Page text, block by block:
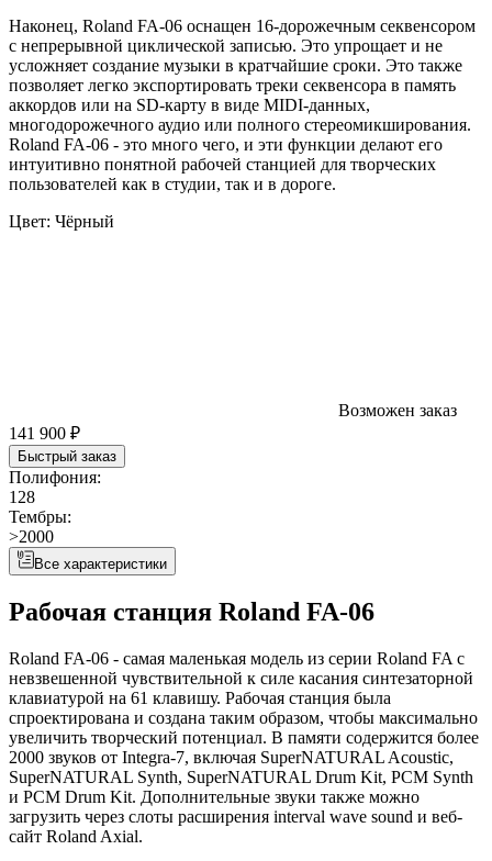
Наконец, Roland FA-06 оснащен 16-дорожечным секвенсором
с непрерывной циклической записью. Это упрощает и не
усложняет создание музыки в кратчайшие сроки. Это также
позволяет легко экспортировать треки секвенсора в память
аккордов или на SD-карту в виде MIDI-данных,
многодорожечного аудио или полного стереомикширования.
Roland FA-06 - это много чего, и эти функции делают его
интуитивно понятной рабочей станцией для творческих
пользователей как в студии, так и в дороге.
Цвет: Чёрный
Возможен заказ
141 900 ₽
Быстрый заказ
Полифония:
128
Тембры:
>2000
Все характеристики
Рабочая станция Roland FA-06
Roland FA-06 - самая маленькая модель из серии Roland FA с
невзвешенной чувствительной к силе касания синтезаторной
клавиатурой на 61 клавишу. Рабочая станция была
спроектирована и создана таким образом, чтобы максимально
увеличить творческий потенциал. В памяти содержится более
2000 звуков от Integra-7, включая SuperNATURAL Acoustic,
SuperNATURAL Synth, SuperNATURAL Drum Kit, PCM Synth
и PCM Drum Kit. Дополнительные звуки также можно
загрузить через слоты расширения interval wave sound и веб-
сайт Roland Axial.